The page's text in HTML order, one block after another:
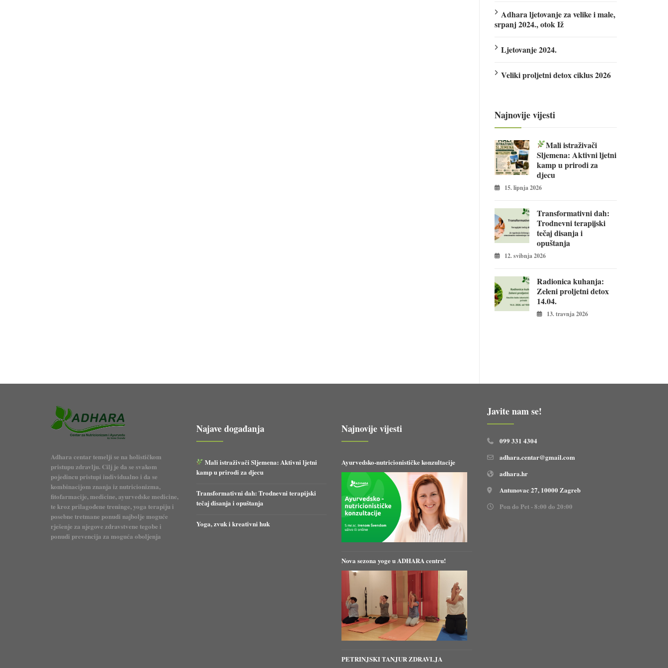
Adhara ljetovanje za velike i male,
srpanj 2024., otok Iž
Ljetovanje 2024.
Veliki proljetni detox ciklus 2026
Najnovije vijesti
Mali istraživači
Sljemena: Aktivni ljetni
kamp u prirodi za
djecu
15. lipnja 2026
Transformativni dah:
Trodnevni terapijski
tečaj disanja i
opuštanja
12. svibnja 2026
Radionica kuhanja:
Zeleni proljetni detox
14.04.
13. travnja 2026
Adhara centar temelji se na holističkom
pristupu zdravlju. Cilj je da se svakom
pojedincu pristupi individualno i da se
kombinacijom znanja iz nutricionizma,
fitofarmacije, medicine, ayurvedske medicine,
te kroz prilagođene treninge, yoga terapiju i
posebne tretmane ponudi najbolje moguće
rješenje za njegove zdravstvene tegobe i
ponudi prevencija za moguća oboljenja
Najave događanja
Mali istraživači Sljemena: Aktivni ljetni
kamp u prirodi za djecu
Transformativni dah: Trodnevni terapijski
tečaj disanja i opuštanja
Yoga, zvuk i kreativni huk
Najnovije vijesti
Ayurvedsko-nutricionističke konzultacije
Nova sezona yoge u ADHARA centru!
PETRINJSKI TANJUR ZDRAVLJA
Javite nam se!
099 331 4304
adhara.centar@gmail.com
adhara.hr
Antunovac 27, 10000 Zagreb
Pon do Pet - 8:00 do 20:00